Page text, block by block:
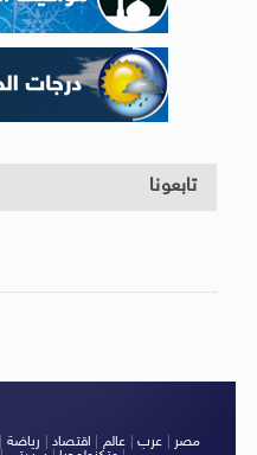
تابعونا
مصر عرب عالم اقتصاد رياضة